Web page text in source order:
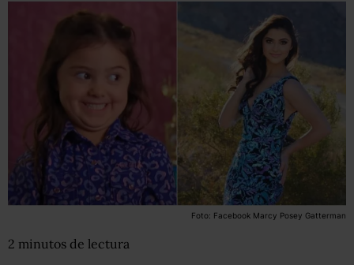
Foto: Facebook Marcy Posey Gatterman
2 minutos de lectura